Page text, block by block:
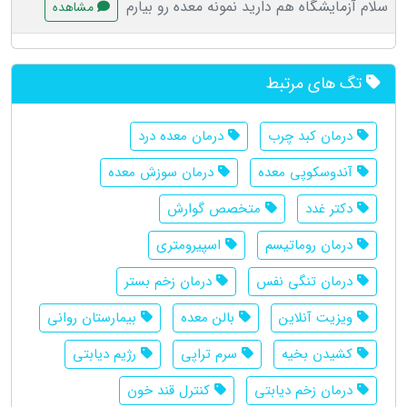
سلام آزمایشگاه هم دارید نمونه معده رو بیارم مشاهده
تگ های مرتبط
درمان کبد چرب
درمان معده درد
آندوسکوپی معده
درمان سوزش معده
دکتر غدد
متخصص گوارش
درمان روماتیسم
اسپیرومتری
درمان تنگی نفس
درمان زخم بستر
ویزیت آنلاین
بالن معده
بیمارستان روانی
کشیدن بخیه
سرم تراپی
رژیم دیابتی
درمان زخم دیابتی
کنترل قند خون